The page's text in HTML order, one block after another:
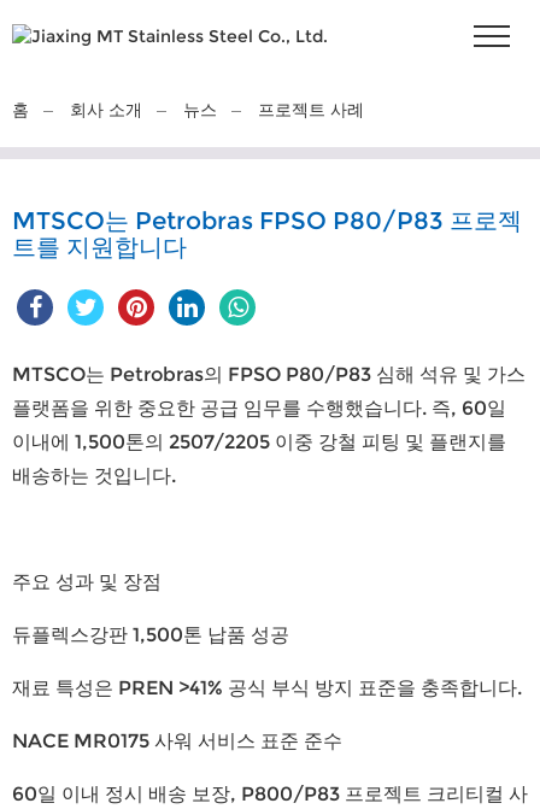
홈 회사 소개 뉴스 프로젝트 사례
MTSCO는 Petrobras FPSO P80/P83 프로젝
트를 지원합니다
MTSCO는 Petrobras의 FPSO P80/P83 심해 석유 및 가스
플랫폼을 위한 중요한 공급 임무를 수행했습니다. 즉, 60일
이내에 1,500톤의 2507/2205 이중 강철 피팅 및 플랜지를
배송하는 것입니다.
주요 성과 및 장점
듀플렉스강판 1,500톤 납품 성공
재료 특성은 PREN >41% 공식 부식 방지 표준을 충족합니다.
NACE MR0175 사워 서비스 표준 준수
60일 이내 정시 배송 보장, P800/P83 프로젝트 크리티컬 사